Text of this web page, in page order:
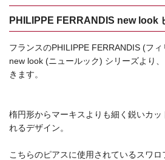
PHILIPPE FERRANDIS new look
フランスのPHILIPPE FERRANDIS (フ
new look (ニュールック) シリーズより
きます。
楕円形からマーキスよりも細く鋭いカ
れるデザイン。
こちらのピアスに使用されているスワ